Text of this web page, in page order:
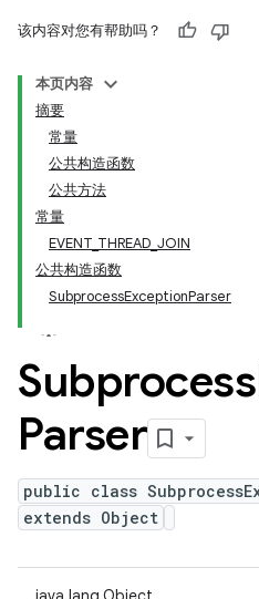
该内容对您有帮助吗？
本页内容
摘要
常量
公共构造函数
公共方法
常量
EVENT_THREAD_JOIN
公共构造函数
SubprocessExceptionParser
Subprocess
Parser
public class
extends Object